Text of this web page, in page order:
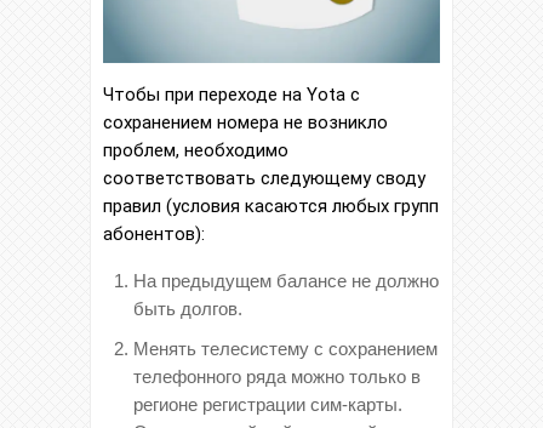
Чтобы при переходе на Yota с
сохранением номера не возникло
проблем, необходимо
соответствовать следующему своду
правил (условия касаются любых групп
абонентов):
На предыдущем балансе не должно
быть долгов.
Менять телесистему с сохранением
телефонного ряда можно только в
регионе регистрации сим-карты.